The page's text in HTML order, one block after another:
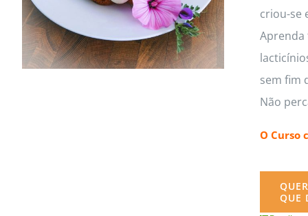
criou-se
Aprenda
sem fim
Não
O Curso
QUE